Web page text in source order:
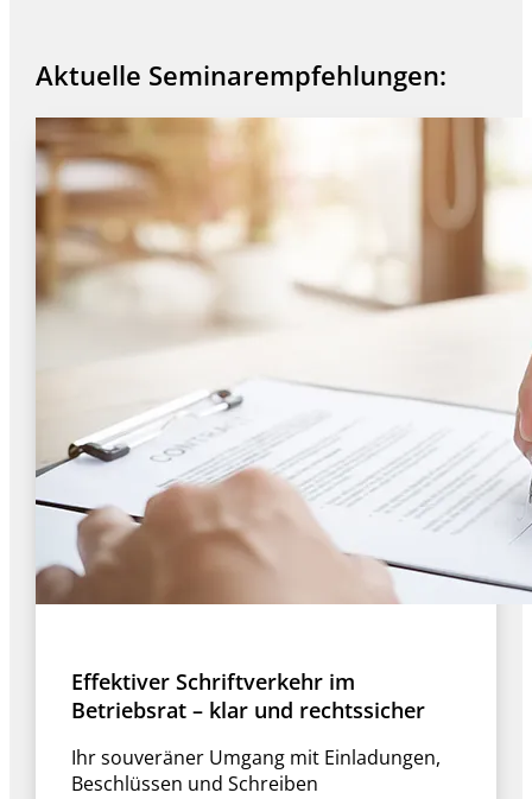
Aktuelle Seminarempfehlungen:
Effektiver Schriftverkehr im
Betriebsrat – klar und rechtssicher
Ihr souveräner Umgang mit Einladungen,
Beschlüssen und Schreiben